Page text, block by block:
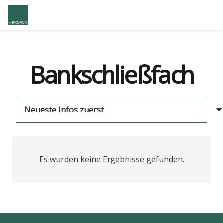
Bankschließfach
Es wurden keine Ergebnisse gefunden.